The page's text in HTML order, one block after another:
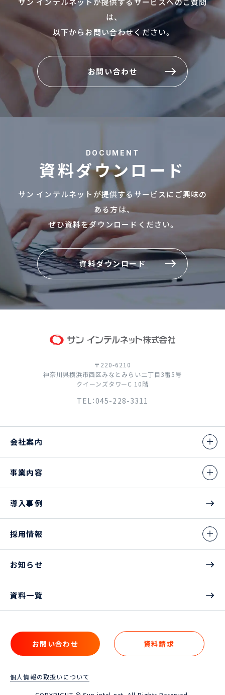
は、
以下からお問い合わせください。
お問い合わせ
お問い合わせ
DOCUMENT
資料ダウンロード
サン インテルネットが提供するサービスにご興味の
ある方は、
ぜひ資料をダウンロードください。
資料ダウンロード
資料ダウンロード
〒220-6210
神奈川県横浜市西区みなとみらい二丁目3番5号
クイーンズタワーC 10階
TEL：045-228-3311
会社案内
事業内容
導入事例
採用情報
お知らせ
資料一覧
お問い合わせ
資料請求
個人情報の取扱いについて